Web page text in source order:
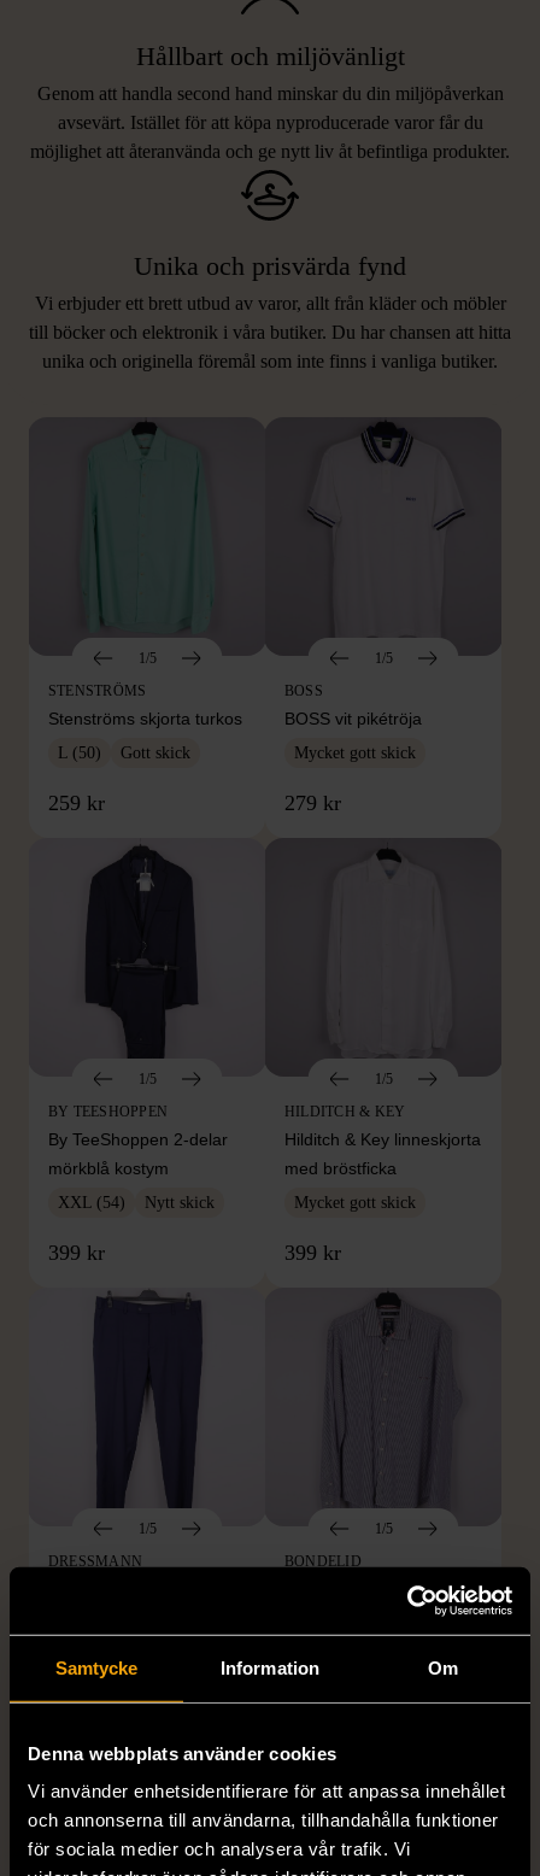
Samtycke Information Om
Denna webbplats använder cookies
Vi använder enhetsidentifierare för att anpassa innehållet
och annonserna till användarna, tillhandahålla funktioner
för sociala medier och analysera vår trafik. Vi
Hållbart och miljövänligt
Genom att handla second hand minskar du din miljöpåverkan
avsevärt. Istället för att köpa nyproducerade varor får du
möjlighet att återanvända och ge nytt liv åt befintliga produkter.
Unika och prisvärda fynd
Vi erbjuder ett brett utbud av varor, allt från kläder och möbler
till böcker och elektronik i våra butiker. Du har chansen att hitta
unika och originella föremål som inte finns i vanliga butiker.
LIKNANDE PRODUKTER
Hitta produkter som påminner om denna
1/5
STENSTRÖMS
Stenströms skjorta turkos
L (50) Gott skick
259 kr
1/5
BOSS
BOSS vit pikétröja
Mycket gott skick
279 kr
1/5
BY TEESHOPPEN
By TeeShoppen 2-delar
mörkblå kostym
XXL (54) Nytt skick
399 kr
1/5
HILDITCH & KEY
Hilditch & Key linneskjorta
med bröstficka
Mycket gott skick
399 kr
1/5
DRESSMANN
Gott skick
1/5
BONDELID
Bondelid - Randig skjorta